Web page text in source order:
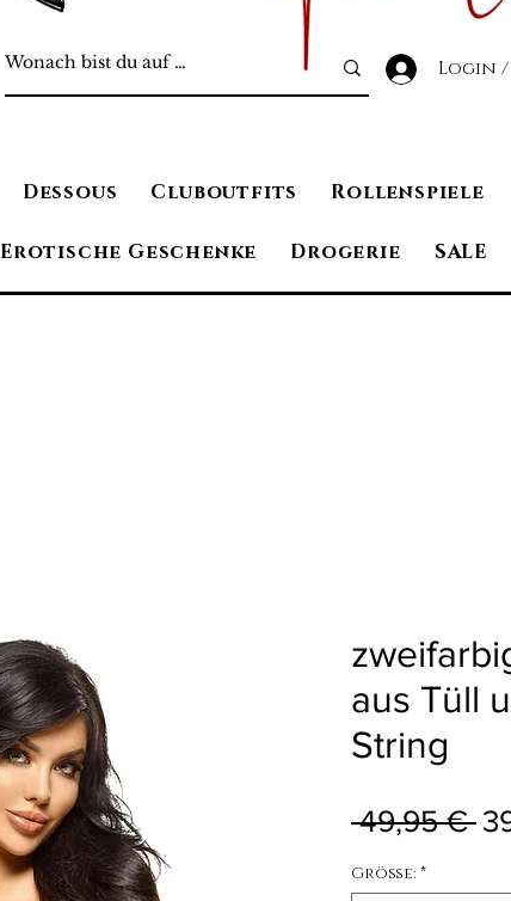
Login /
Dessous Cluboutfits Rollenspiele
Erotische Geschenke Drogerie SALE
aus Tüll
String
49,95 €
Größe: *